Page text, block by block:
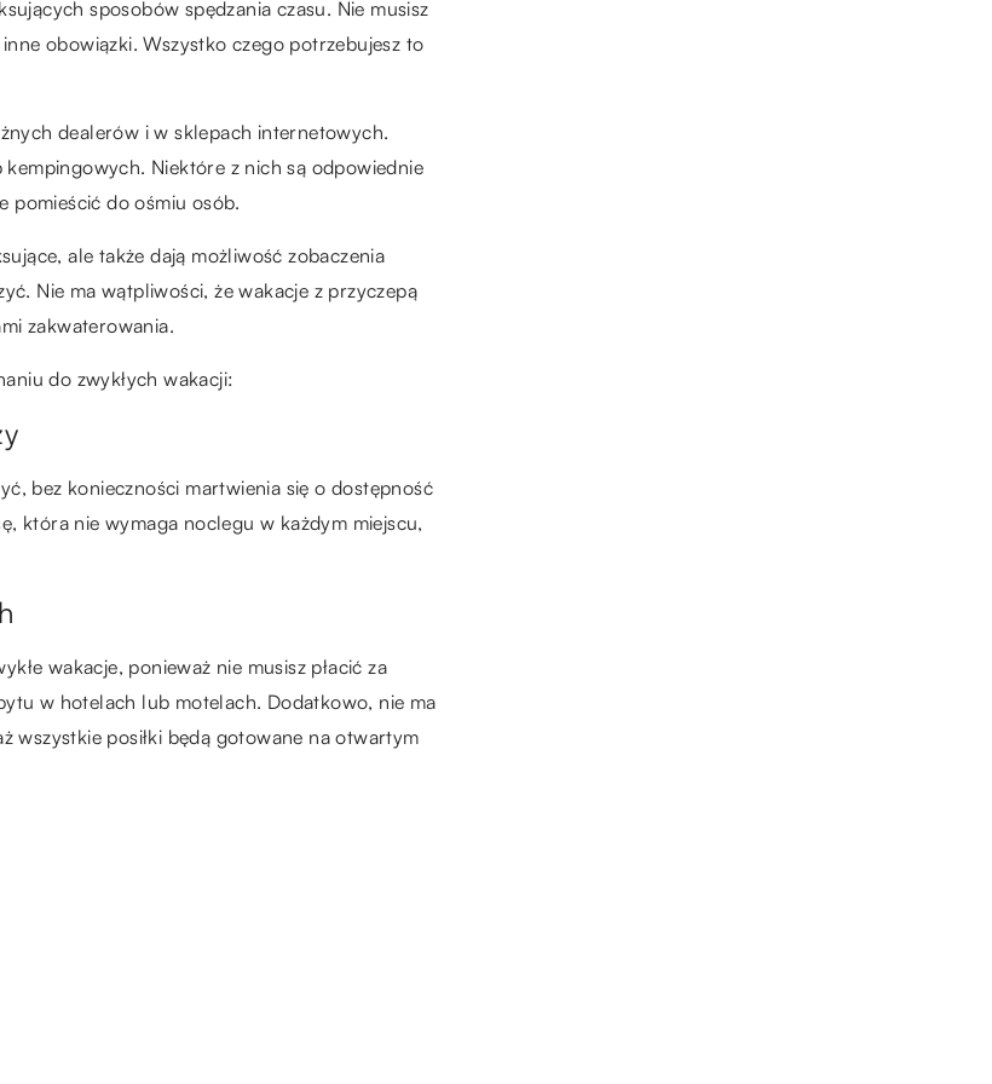
sposobów spędzania czasu. Nie musisz
obowiązki. Wszystko czego potrzebujesz to
dealerów i w sklepach internetowych.
Niektóre z nich są odpowiednie
pomieścić do ośmiu osób.
ale także dają możliwość zobaczenia
Nie ma wątpliwości, że wakacje z przyczepą
zakwaterowania.
do zwykłych wakacji:
bez konieczności martwienia się o dostępność
która nie wymaga noclegu w każdym miejscu,
wakacje, ponieważ nie musisz płacić za
w hotelach lub motelach. Dodatkowo, nie ma
wszystkie posiłki będą gotowane na otwartym